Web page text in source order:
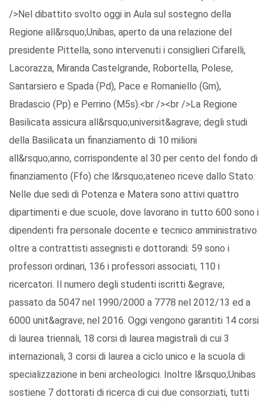
/>Nel dibattito svolto oggi in Aula sul sostegno della
Regione all&rsquo;Unibas, aperto da una relazione del
presidente Pittella, sono intervenuti i consiglieri Cifarelli,
Lacorazza, Miranda Castelgrande, Robortella, Polese,
Santarsiero e Spada (Pd), Pace e Romaniello (Gm),
Bradascio (Pp) e Perrino (M5s).<br /><br />La Regione
Basilicata assicura all&rsquo;universit&agrave; degli studi
della Basilicata un finanziamento di 10 milioni
all&rsquo;anno, corrispondente al 30 per cento del fondo di
finanziamento (Ffo) che l&rsquo;ateneo riceve dallo Stato.
Nelle due sedi di Potenza e Matera sono attivi quattro
dipartimenti e due scuole, dove lavorano in tutto 600 sono i
dipendenti fra personale docente e tecnico amministrativo
oltre a contrattisti assegnisti e dottorandi: 59 sono i
professori ordinari, 136 i professori associati, 110 i
ricercatori. Il numero degli studenti iscritti &egrave;
passato da 5047 nel 1990/2000 a 7778 nel 2012/13 ed a
6000 unit&agrave; nel 2016. Oggi vengono garantiti 14 corsi
di laurea triennali, 18 corsi di laurea magistrali di cui 3
internazionali, 3 corsi di laurea a ciclo unico e la scuola di
specializzazione in beni archeologici. Inoltre l&rsquo;Unibas
sostiene 7 dottorati di ricerca di cui due consorziati, tutti